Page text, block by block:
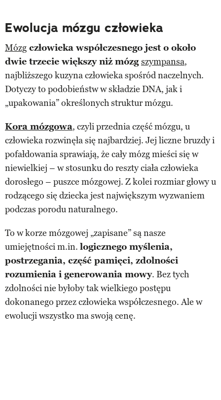
Ewolucja mózgu człowieka
Mózg człowieka współczesnego jest o około
dwie trzecie większy niż mózgszympansa,
najbliższego kuzyna człowieka spośród naczelnych.
Dotyczy to podobieństw w składzie DNA, jak i
„upakowania” określonych struktur mózgu.
Kora mózgowa, czyli przednia część mózgu, u
człowieka rozwinęła się najbardziej. Jej liczne bruzdy i
pofałdowania sprawiają, że cały mózg mieści się w
niewielkiej – w stosunku do reszty ciała człowieka
dorosłego – puszce mózgowej. Z kolei rozmiar głowy u
rodzącego się dziecka jest największym wyzwaniem
podczas porodu naturalnego.
To w korze mózgowej „zapisane” są nasze
umiejętności m.in. logicznego myślenia,
postrzegania, część pamięci, zdolności
rozumienia i generowania mowy. Bez tych
zdolności nie byłoby tak wielkiego postępu
dokonanego przez człowieka współczesnego. Ale w
ewolucji wszystko ma swoją cenę.